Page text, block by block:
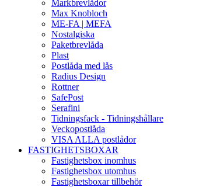
Markbrevlådor
Max Knobloch
ME-FA | MEFA
Nostalgiska
Paketbrevlåda
Plast
Postlåda med lås
Radius Design
Rottner
SafePost
Serafini
Tidningsfack - Tidningshållare
Veckopostlåda
VISA ALLA postlådor
FASTIGHETSBOXAR
Fastighetsbox inomhus
Fastighetsbox utomhus
Fastighetsboxar tillbehör